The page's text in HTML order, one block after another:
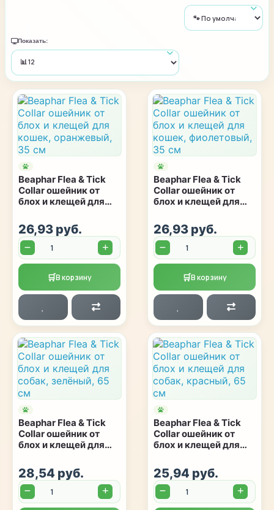
Показать:
Beaphar Flea & Tick
Collar ошейник от
блох и клещей для
35 см
26,93 руб.
Количество:
🛒В корзину
Beaphar Flea & Tick
Collar ошейник от
блох и клещей для
35 см
26,93 руб.
Количество:
🛒В корзину
Beaphar Flea & Tick
Collar ошейник от
блох и клещей для
см
28,54 руб.
Количество:
Beaphar Flea & Tick
Collar ошейник от
блох и клещей для
см
25,94 руб.
Количество: